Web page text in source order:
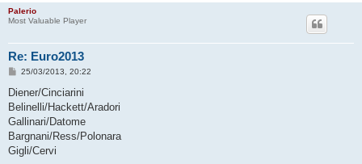
Palerio
Most Valuable Player
Re: Euro2013
M
s
a
g
i
o
25/03/2013, 20:22
Diener/Cinciarini
Belinelli/Hackett/Aradori
Gallinari/Datome
Bargnani/Ress/Polonara
Gigli/Cervi